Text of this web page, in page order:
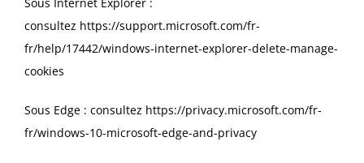
consultez https://support.microsoft.com/fr-
fr/help/17442/windows-internet-explorer-delete-manage-
cookies
Sous Edge : consultez https://privacy.microsoft.com/fr-
fr/windows-10-microsoft-edge-and-privacy